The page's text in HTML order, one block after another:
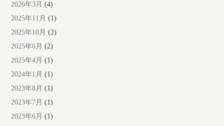
2026年3月 (4)
2025年11月 (1)
2025年10月 (2)
2025年6月 (2)
2025年4月 (1)
2024年1月 (1)
2023年8月 (1)
2023年7月 (1)
2023年6月 (1)